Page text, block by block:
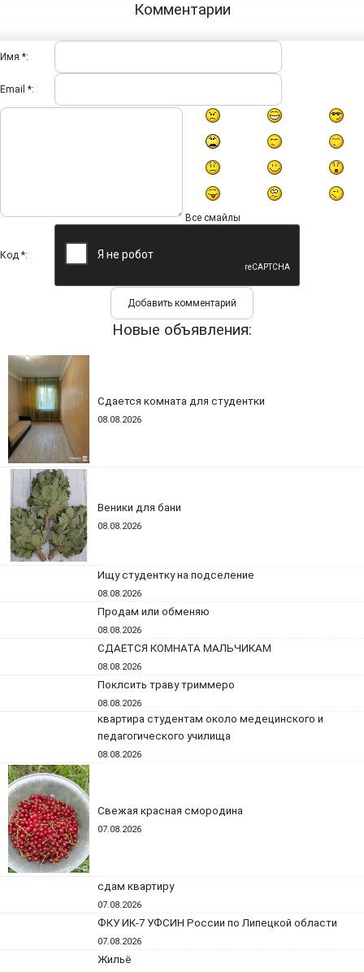
Комментарии
Имя *:
Email *:
Все смайлы
Код *:
Новые объявления:
Сдается комната для студентки
08.08.2026
Веники для бани
08.08.2026
Ищу студентку на подселение
08.08.2026
Продам или обменяю
08.08.2026
СДАЕТСЯ КОМНАТА МАЛЬЧИКАМ
08.08.2026
Поклсить траву триммеро
08.08.2026
квартира студентам около медецинского и
педагогического училища
08.08.2026
Свежая красная смородина
07.08.2026
сдам квартиру
07.08.2026
ФКУ ИК-7 УФСИН России по Липецкой области
07.08.2026
Жильё